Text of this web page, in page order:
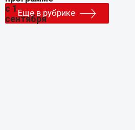
Еще в рубрике